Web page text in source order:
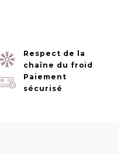
Respect de la
chaîne du froid
Paiement
sécurisé